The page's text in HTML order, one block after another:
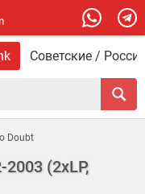
Советские /
Doubt
(2xLP,